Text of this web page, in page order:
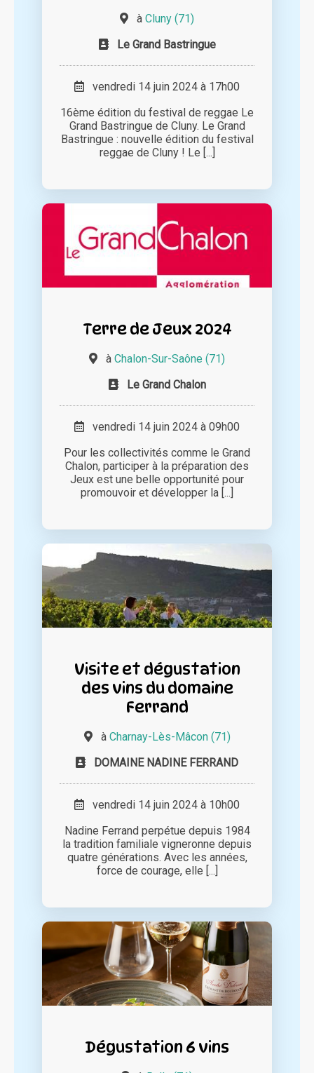
à Cluny (71)
Le Grand Bastringue
vendredi 14 juin 2024 à 17h00
16ème édition du festival de reggae Le
Grand Bastringue de Cluny. Le Grand
Bastringue : nouvelle édition du festival
reggae de Cluny ! Le [...]
Terre de Jeux 2024
à Chalon-Sur-Saône (71)
Le Grand Chalon
vendredi 14 juin 2024 à 09h00
Pour les collectivités comme le Grand
Chalon, participer à la préparation des
Jeux est une belle opportunité pour
promouvoir et développer la [...]
Visite et dégustation
des vins du domaine
Ferrand
à Charnay-Lès-Mâcon (71)
DOMAINE NADINE FERRAND
vendredi 14 juin 2024 à 10h00
Nadine Ferrand perpétue depuis 1984
la tradition familiale vigneronne depuis
quatre générations. Avec les années,
force de courage, elle [...]
Dégustation 6 vins